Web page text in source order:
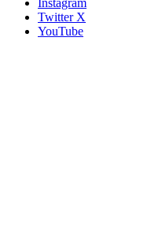
Twitter X
YouTube